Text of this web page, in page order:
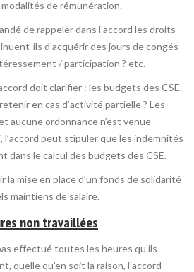
de rémunération.
de rappeler dans l’accord les droits
ils d’acquérir des jours de congés
/ participation ? etc.
doit clarifier : les budgets des CSE.
en cas d’activité partielle ? Les
aucune ordonnance n’est venue
l’accord peut stipuler que les indemnités
dans le calcul des budgets des CSE.
la mise en place d’un fonds de solidarité
maintiens de salaire.
non travaillées
effectué toutes les heures qu’ils
quelle qu’en soit la raison, l’accord